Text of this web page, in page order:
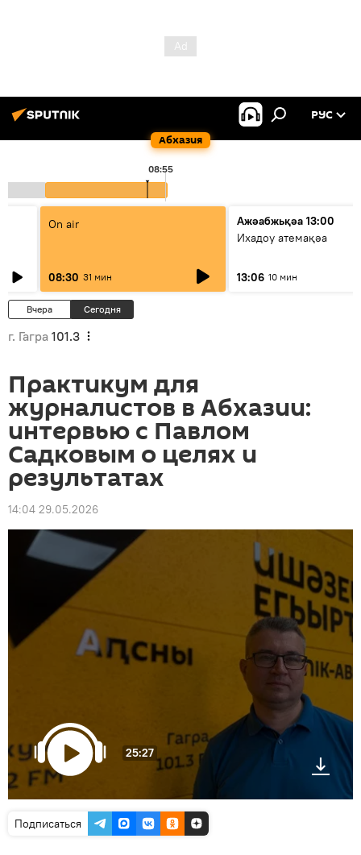
Абхазия
РУС
08:55
On air
08:30 31 мин
Ажәабжьқәа 13:00
Ихадоу атемақәа
13:06 10 мин
Вчера Сегодня
г. Гагра 101.3
Практикум для
журналистов в Абхазии:
интервью с Павлом
Садковым о целях и
результатах
14:04 29.05.2026
25:27
Подписаться